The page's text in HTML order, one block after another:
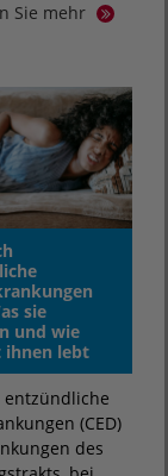
Sie mehr
sie
und wie
ihnen lebt
entzündliche
(CED)
des